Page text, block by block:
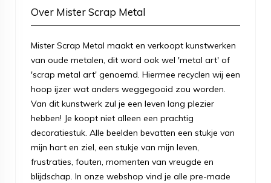
Over Mister Scrap Metal
Mister Scrap Metal maakt en verkoopt kunstwerken
van oude metalen, dit word ook wel 'metal art' of
'scrap metal art' genoemd. Hiermee recyclen wij een
hoop ijzer wat anders weggegooid zou worden.
Van dit kunstwerk zul je een leven lang plezier
hebben! Je koopt niet alleen een prachtig
decoratiestuk. Alle beelden bevatten een stukje van
mijn hart en ziel, een stukje van mijn leven,
frustraties, fouten, momenten van vreugde en
blijdschap. In onze webshop vind je alle pre-made